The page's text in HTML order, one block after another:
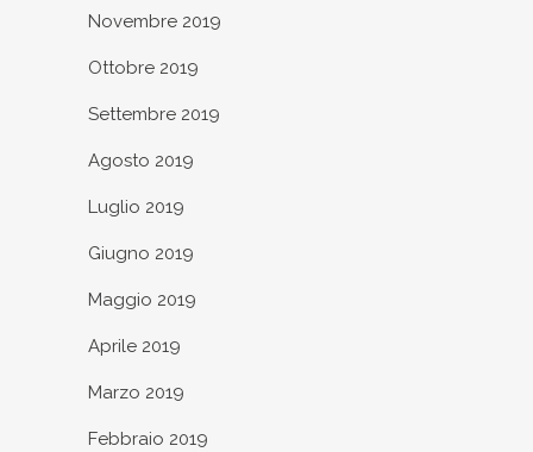
Novembre 2019
Ottobre 2019
Settembre 2019
Agosto 2019
Luglio 2019
Giugno 2019
Maggio 2019
Aprile 2019
Marzo 2019
Febbraio 2019